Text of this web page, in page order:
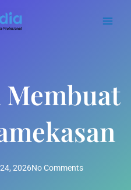
Membuat
2026No Comments